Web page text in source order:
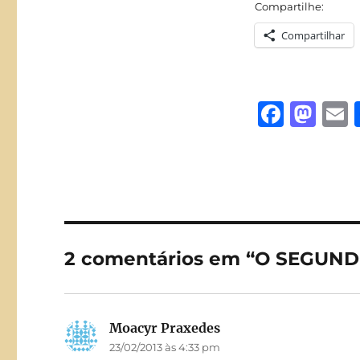
Compartilhe:
Compartilhar
F
b
o
k
M
d
n
2 comentários em “O
Moacyr Praxedes
23/02/2013 às 4:33 pm